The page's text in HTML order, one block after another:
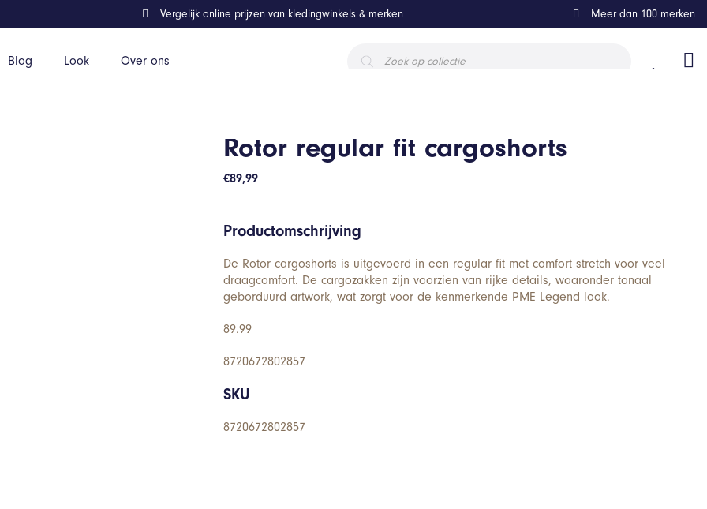
Blog Look Over ons
zoeken
Vergelijk online prijzen van kledingwinkels & merken Meer dan 100 merken
Rotor regular fit cargoshorts
€89,99
Productomschrijving
De Rotor cargoshorts is uitgevoerd in een regular fit met comfort stretch voor veel
draagcomfort. De cargozakken zijn voorzien van rijke details, waaronder tonaal
geborduurd artwork, wat zorgt voor de kenmerkende PME Legend look.
89.99
8720672802857
SKU
8720672802857